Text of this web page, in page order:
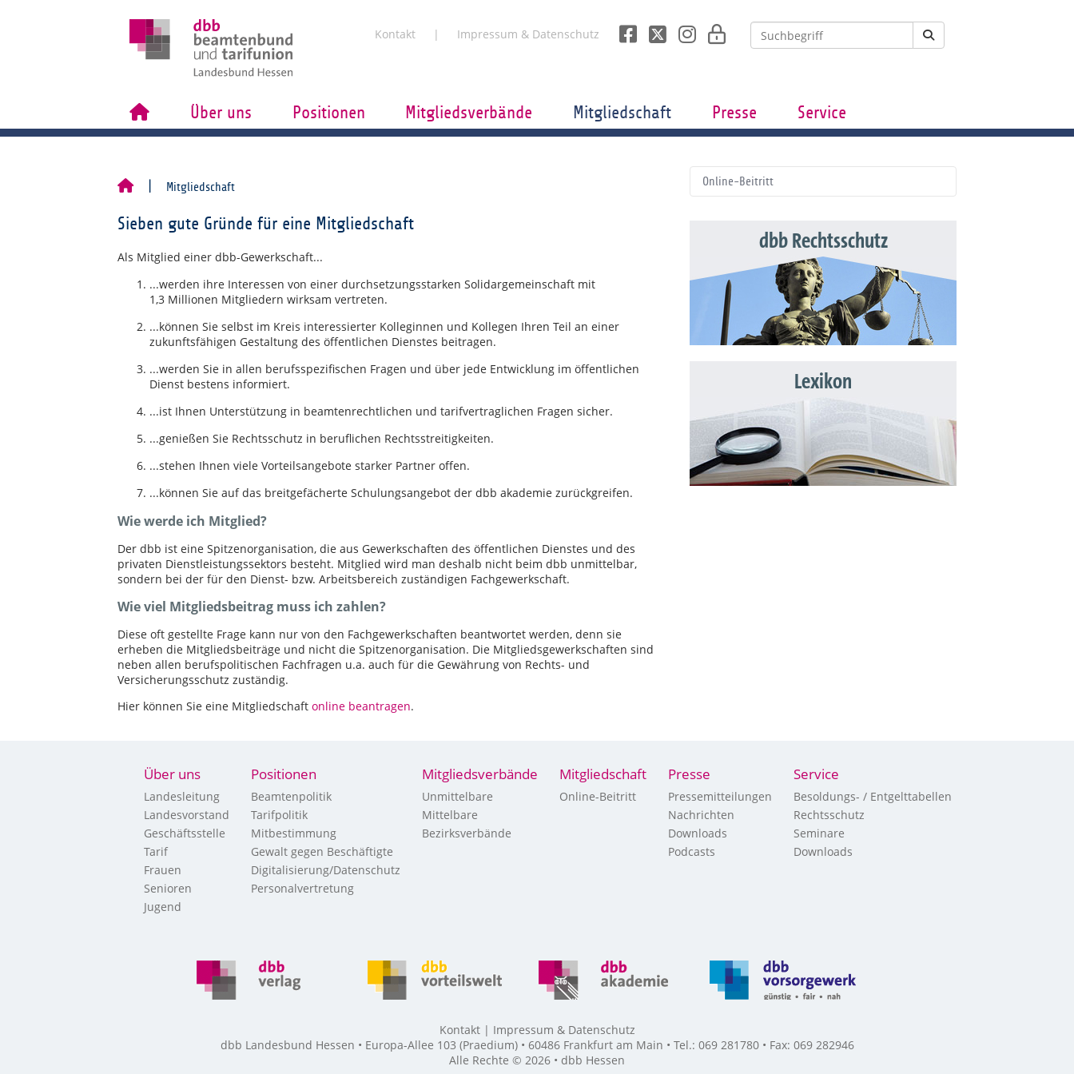
Kontakt Impressum & Datenschutz
Über uns Positionen Mitgliedsverbände Mitgliedschaft Presse Service
Mitgliedschaft
Sieben gute Gründe für eine Mitgliedschaft
Als Mitglied einer dbb-Gewerkschaft...
...werden ihre Interessen von einer durchsetzungsstarken Solidargemeinschaft mit
1,3 Millionen Mitgliedern wirksam vertreten.
...können Sie selbst im Kreis interessierter Kolleginnen und Kollegen Ihren Teil an einer
zukunftsfähigen Gestaltung des öffentlichen Dienstes beitragen.
...werden Sie in allen berufsspezifischen Fragen und über jede Entwicklung im öffentlichen
Dienst bestens informiert.
...ist Ihnen Unterstützung in beamtenrechtlichen und tarifvertraglichen Fragen sicher.
...genießen Sie Rechtsschutz in beruflichen Rechtsstreitigkeiten.
...stehen Ihnen viele Vorteilsangebote starker Partner offen.
...können Sie auf das breitgefächerte Schulungsangebot der dbb akademie zurückgreifen.
Wie werde ich Mitglied?
Der dbb ist eine Spitzenorganisation, die aus Gewerkschaften des öffentlichen Dienstes und des
privaten Dienstleistungssektors besteht. Mitglied wird man deshalb nicht beim dbb unmittelbar,
sondern bei der für den Dienst- bzw. Arbeitsbereich zuständigen Fachgewerkschaft.
Wie viel Mitgliedsbeitrag muss ich zahlen?
Diese oft gestellte Frage kann nur von den Fachgewerkschaften beantwortet werden, denn sie
erheben die Mitgliedsbeiträge und nicht die Spitzenorganisation. Die Mitgliedsgewerkschaften sind
neben allen berufspolitischen Fachfragen u.a. auch für die Gewährung von Rechts- und
Versicherungsschutz zuständig.
Hier können Sie eine Mitgliedschaft online beantragen.
Online-Beitritt
dbb Rechtsschutz
Lexikon
Über uns
Landesleitung
Landesvorstand
Geschäftsstelle
Tarif
Frauen
Senioren
Jugend
Positionen
Beamtenpolitik
Tarifpolitik
Mitbestimmung
Gewalt gegen Beschäftigte
Digitalisierung/Datenschutz
Personalvertretung
Mitgliedsverbände
Unmittelbare
Mittelbare
Bezirksverbände
Mitgliedschaft
Online-Beitritt
Presse
Pressemitteilungen
Nachrichten
Downloads
Podcasts
Service
Besoldungs- / Entgelttabellen
Rechtsschutz
Seminare
Downloads
Kontakt
Impressum & Datenschutz
dbb Landesbund Hessen • Europa-Allee 103 (Praedium) • 60486 Frankfurt am Main • Tel.: 069 281780 • Fax: 069 282946
Alle Rechte © 2026 • dbb Hessen